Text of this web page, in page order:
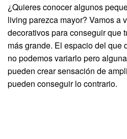
¿Quieres conocer algunos
living parezca mayor? Vamos a
decorativos para conseguir que
más grande. El espacio del que
no podemos variarlo pero
pueden crear sensación de
pueden conseguir lo contrario.